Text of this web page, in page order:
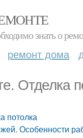
знать о
ремонт дома
Отделка
потолка
Особенности